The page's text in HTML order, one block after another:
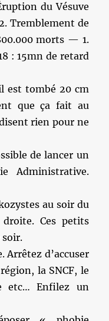
du Vésuve
Tremblement de
morts — 1.
: 15mn de retard
est tombé 20 cm
que ça fait au
rien pour ne
de lancer un
Administrative.
au soir du
Ces petits
soir.
Arrêtez d’accuser
la SNCF, le
etc… Enfilez un